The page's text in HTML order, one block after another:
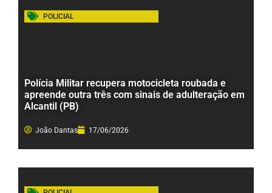
POLICIAL
Polícia Militar recupera motocicleta roubada e
apreende outra três com sinais de adulteração em
Alcantil (PB)
João Dantas 17/06/2026